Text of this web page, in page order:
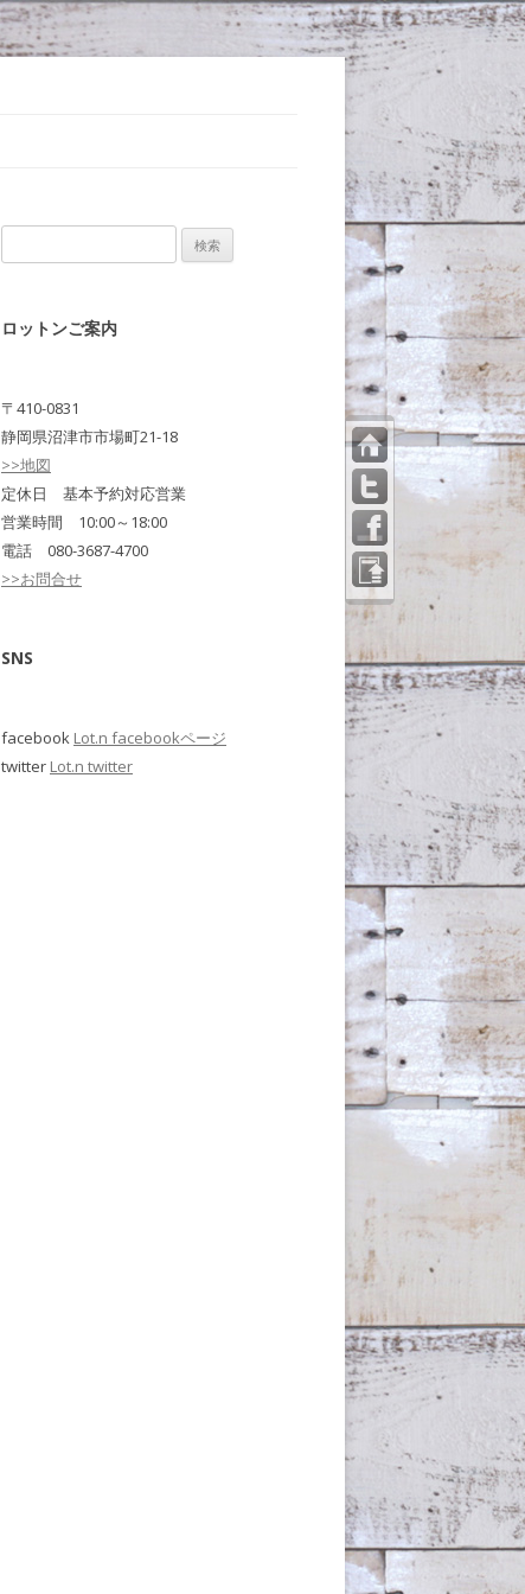
索:
ロットンご案内
〒410-0831
静岡県沼津市市場町21-18
>>地図
定休日 基本予約対応営業
営業時間 10:00～18:00
電話 080-3687-4700
>>お問合せ
SNS
facebook Lot.n facebookページ
twitter Lot.n twitter
トッ
プペ
ージ
ペー
ジの
先頭
へ